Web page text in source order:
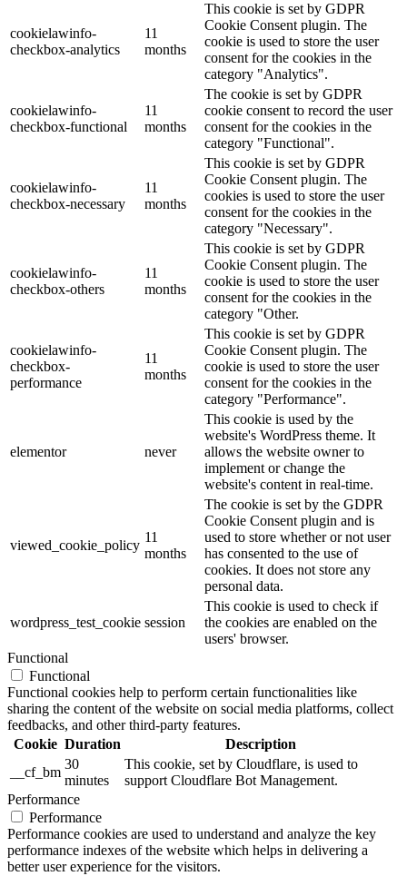
cookielawinfo-
checkbox-analytics
11
months
This cookie is set by GDPR
Cookie Consent plugin. The
cookie is used to store the user
consent for the cookies in the
category "Analytics".
cookielawinfo-
checkbox-functional
11
months
The cookie is set by GDPR
cookie consent to record the user
consent for the cookies in the
category "Functional".
cookielawinfo-
checkbox-necessary
11
months
This cookie is set by GDPR
Cookie Consent plugin. The
cookies is used to store the user
consent for the cookies in the
category "Necessary".
cookielawinfo-
checkbox-others
11
months
This cookie is set by GDPR
Cookie Consent plugin. The
cookie is used to store the user
consent for the cookies in the
category "Other.
cookielawinfo-
checkbox-
performance
11
months
This cookie is set by GDPR
Cookie Consent plugin. The
cookie is used to store the user
consent for the cookies in the
category "Performance".
elementor never
This cookie is used by the
website's WordPress theme. It
allows the website owner to
implement or change the
website's content in real-time.
viewed_cookie_policy
11
months
The cookie is set by the GDPR
Cookie Consent plugin and is
used to store whether or not user
has consented to the use of
cookies. It does not store any
personal data.
wordpress_test_cookie session
This cookie is used to check if
the cookies are enabled on the
users' browser.
Functional
Functional
Functional cookies help to perform certain functionalities like
sharing the content of the website on social media platforms, collect
feedbacks, and other third-party features.
Cookie Duration
Description
__cf_bm
30
minutes
This cookie, set by Cloudflare, is used to
support Cloudflare Bot Management.
Performance
Performance
Performance cookies are used to understand and analyze the key
performance indexes of the website which helps in delivering a
better user experience for the visitors.